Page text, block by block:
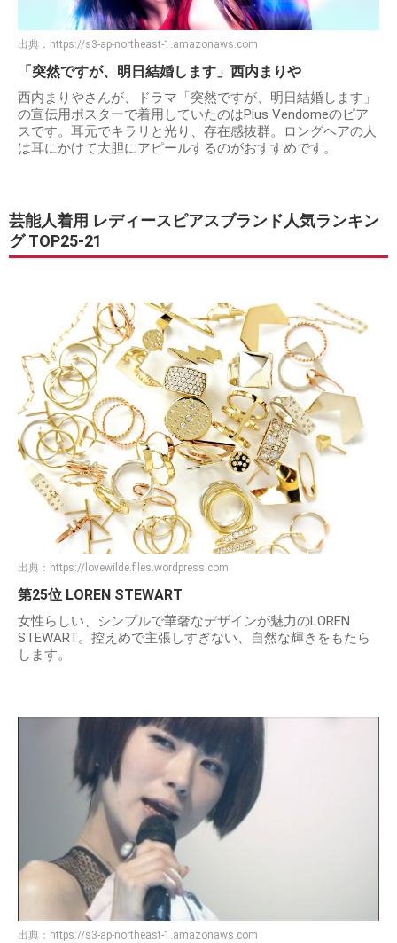
出典： https://s3-ap-northeast-1.amazonaws.com
「突然ですが、明日結婚します」西内まりや
西内まりやさんが、ドラマ「突然ですが、明日結婚します」
の宣伝用ポスターで着用していたのはPlus Vendomeのピア
スです。耳元でキラリと光り、存在感抜群。ロングヘアの人
は耳にかけて大胆にアピールするのがおすすめです。
芸能人着用 レディースピアスブランド人気ランキン
グ TOP25-21
出典： https://lovewilde.files.wordpress.com
第25位 LOREN STEWART
女性らしい、シンプルで華奢なデザインが魅力のLOREN
STEWART。控えめで主張しすぎない、自然な輝きをもたら
します。
出典： https://s3-ap-northeast-1.amazonaws.com